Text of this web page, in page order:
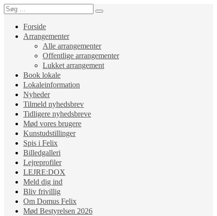
Forside
Arrangementer
Alle arrangementer
Offentlige arrangementer
Lukket arrangement
Book lokale
Lokaleinformation
Nyheder
Tilmeld nyhedsbrev
Tidligere nyhedsbreve
Mød vores brugere
Kunstudstillinger
Spis i Felix
Billedgalleri
Lejreprofiler
LEJRE:DOX
Meld dig ind
Bliv frivillig
Om Domus Felix
Mød Bestyrelsen 2026